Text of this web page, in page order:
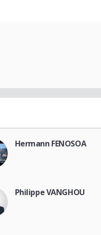
Hermann FENOSOA
Philippe VANGHOU